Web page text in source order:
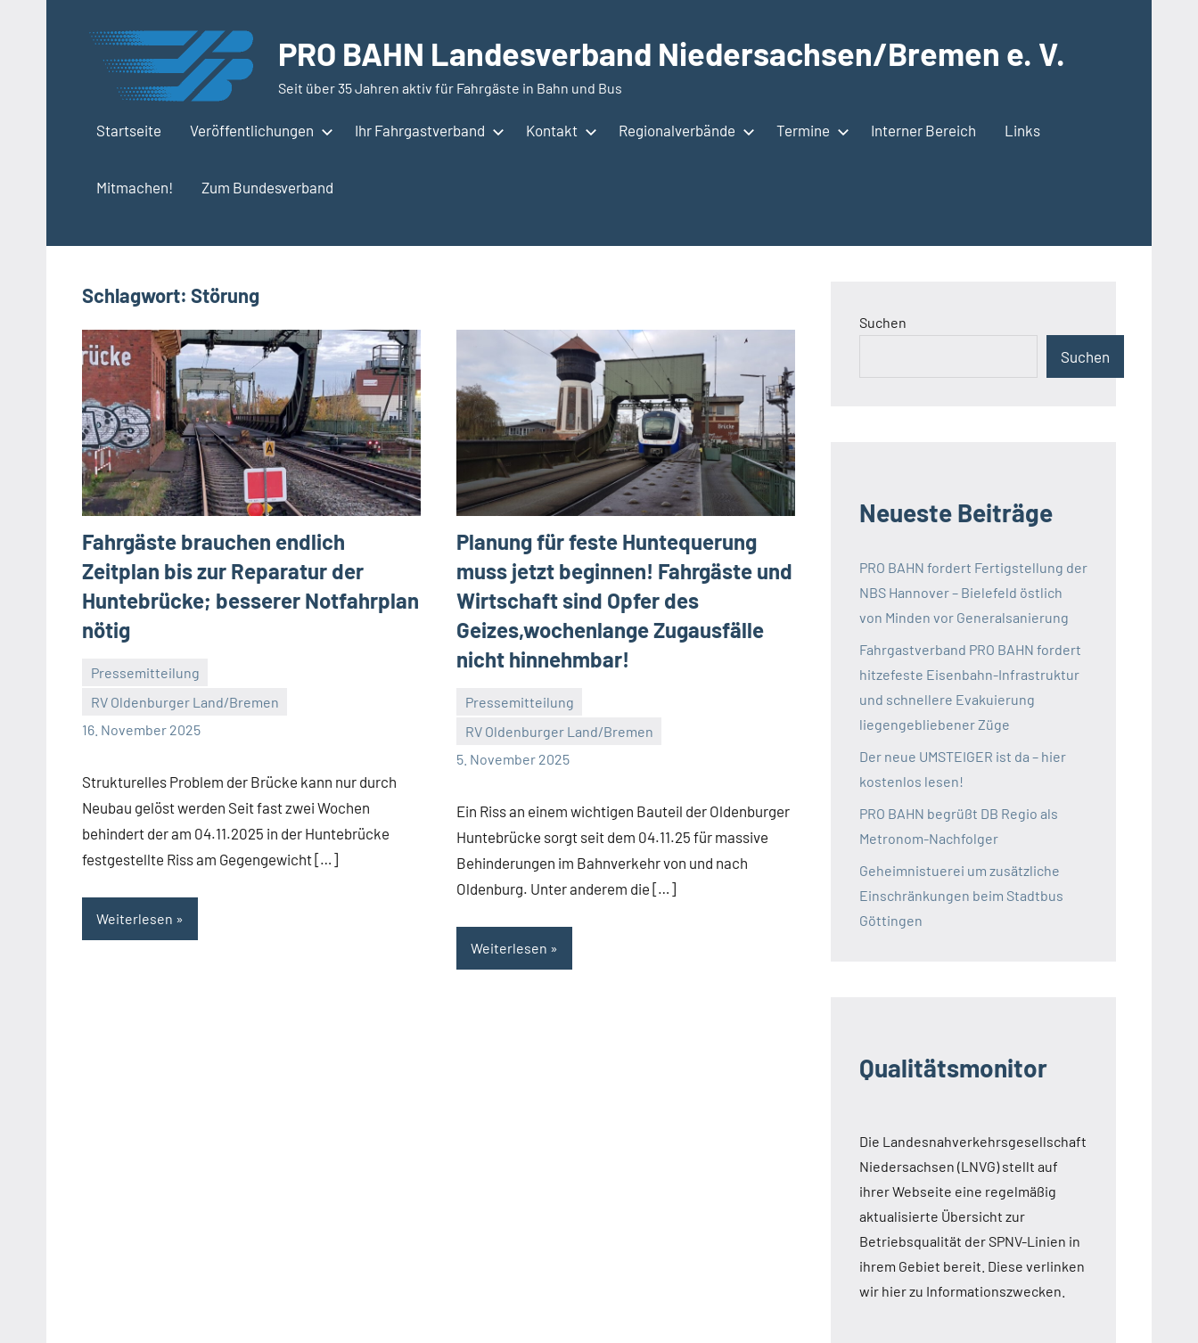
PRO BAHN Landesverband Niedersachsen/Bremen e. V.
Seit über 35 Jahren aktiv für Fahrgäste in Bahn und Bus
Startseite Veröffentlichungen Ihr Fahrgastverband Kontakt Regionalverbände Termine Interner Bereich Links
Mitmachen! Zum Bundesverband
Schlagwort: Störung
Fahrgäste brauchen endlich
Zeitplan bis zur Reparatur der
Huntebrücke; besserer Notfahrplan
nötig
Pressemitteilung
RV Oldenburger Land/Bremen
16. November 2025
Malte
Diehl
Keine
Kommentare
Strukturelles Problem der Brücke kann nur durch
Neubau gelöst werden Seit fast zwei Wochen
behindert der am 04.11.2025 in der Huntebrücke
festgestellte Riss am Gegengewicht […]
Weiterlesen
Planung für feste Huntequerung
muss jetzt beginnen! Fahrgäste und
Wirtschaft sind Opfer des
Geizes,wochenlange Zugausfälle
nicht hinnehmbar!
Pressemitteilung
RV Oldenburger Land/Bremen
5. November 2025
Malte
Diehl
Ein
Kommentar
Ein Riss an einem wichtigen Bauteil der Oldenburger
Huntebrücke sorgt seit dem 04.11.25 für massive
Behinderungen im Bahnverkehr von und nach
Oldenburg. Unter anderem die […]
Weiterlesen
Suchen
Suchen
Neueste Beiträge
PRO BAHN fordert Fertigstellung der
NBS Hannover – Bielefeld östlich
von Minden vor Generalsanierung
Fahrgastverband PRO BAHN fordert
hitzefeste Eisenbahn-Infrastruktur
und schnellere Evakuierung
liegengebliebener Züge
Der neue UMSTEIGER ist da – hier
kostenlos lesen!
PRO BAHN begrüßt DB Regio als
Metronom-Nachfolger
Geheimnistuerei um zusätzliche
Einschränkungen beim Stadtbus
Göttingen
Qualitätsmonitor
Die Landesnahverkehrsgesellschaft
Niedersachsen (LNVG) stellt auf
ihrer Webseite eine regelmäßig
aktualisierte Übersicht zur
Betriebsqualität der SPNV-Linien in
ihrem Gebiet bereit. Diese verlinken
wir hier zu Informationszwecken.